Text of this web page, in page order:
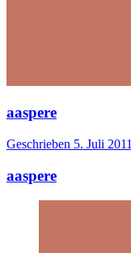
aaspere
Geschrieben 5. Juli 2011
aaspere